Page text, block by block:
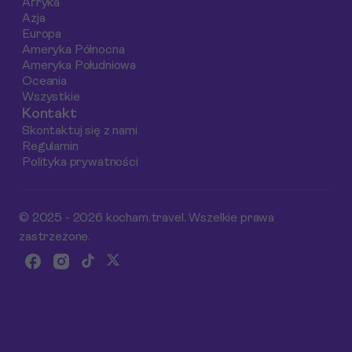
Afryka
Azja
Europa
Ameryka Północna
Ameryka Południowa
Oceania
Wszystkie
Kontakt
Skontaktuj się z nami
Regulamin
Polityka prywatności
© 2025 - 2026 kocham.travel. Wszelkie prawa
zastrzeżone.